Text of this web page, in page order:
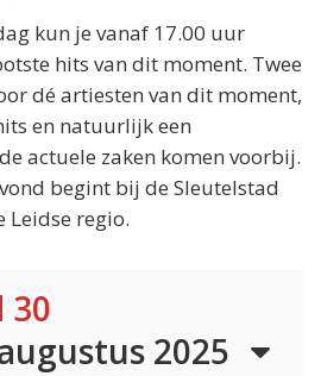
kun je vanaf 17.00 uur
hits van dit moment. Twee
dé artiesten van dit moment,
en natuurlijk een
actuele zaken komen voorbij.
begint bij de Sleutelstad
Leidse regio.
30
2025